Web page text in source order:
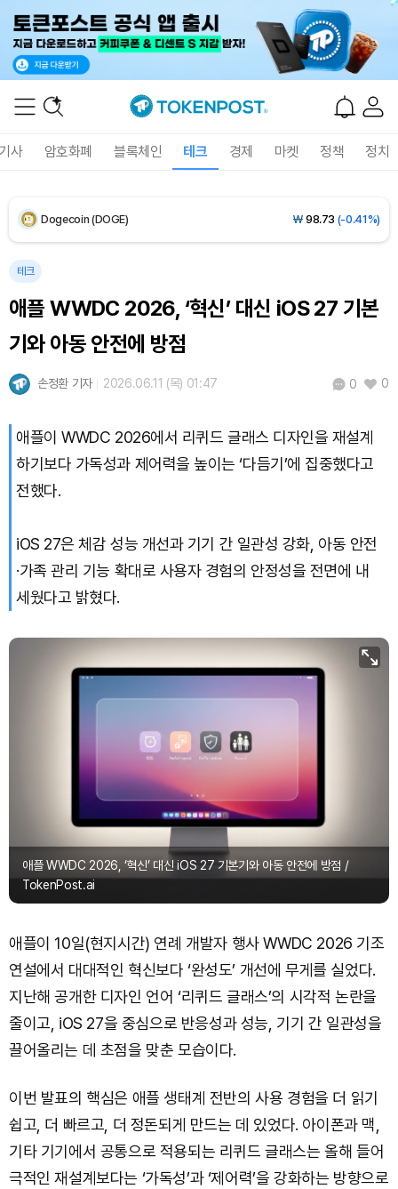
사 암호화폐 블록체인 테크 경제 마켓 정책 정치
Solana (SOL) ₩ 107,654(+1.27%)
TRON (TRX) (+0.28%)
Bitcoin (BTC) 91,356,386(-0.15%)
테크
애플 WWDC 2026, ‘혁신’ 대신 iOS 27 기본
기와 아동 안전에 방점
손정환 기자 2026.06.11 (목) 01:47 0 0
애플이 WWDC 2026에서 리퀴드 글래스 디자인을 재설계
하기보다 가독성과 제어력을 높이는 ‘다듬기’에 집중했다고
전했다.
iOS 27은 체감 성능 개선과 기기 간 일관성 강화, 아동 안전
·가족 관리 기능 확대로 사용자 경험의 안정성을 전면에 내
세웠다고 밝혔다.
애플 WWDC 2026, ‘혁신’ 대신 iOS 27 기본기와 아동 안전에 방점 /
TokenPost.ai
애플이 10일(현지시간) 연례 개발자 행사 WWDC 2026 기조
연설에서 대대적인 혁신보다 ‘완성도’ 개선에 무게를 실었다.
지난해 공개한 디자인 언어 ‘리퀴드 글래스’의 시각적 논란을
줄이고, iOS 27을 중심으로 반응성과 성능, 기기 간 일관성을
끌어올리는 데 초점을 맞춘 모습이다.
이번 발표의 핵심은 애플 생태계 전반의 사용 경험을 더 읽기
쉽고, 더 빠르고, 더 정돈되게 만드는 데 있었다. 아이폰과 맥,
기타 기기에서 공통으로 적용되는 리퀴드 글래스는 올해 들어
극적인 재설계보다는 ‘가독성’과 ‘제어력’을 강화하는 방향으로